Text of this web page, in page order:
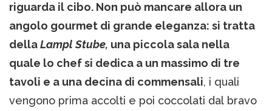
riguarda il cibo. Non può mancare allora un
angolo gourmet di grande eleganza: si tratta
dellaLampl Stube, una piccola sala nella
quale lo chef si dedica a un massimo di tre
tavoli e a una decina di commensali, i quali
vengono prima accolti e poi coccolati dal bravo